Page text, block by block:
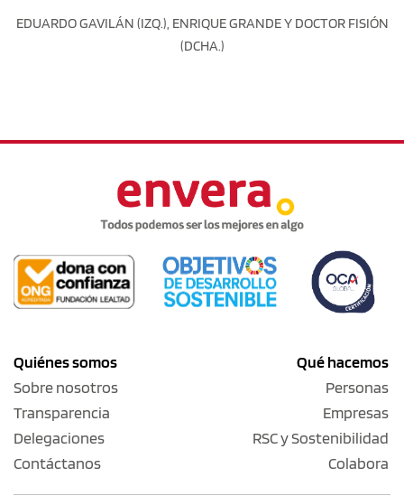
EDUARDO GAVILÁN (IZQ.), ENRIQUE GRANDE Y DOCTOR FISIÓN
(DCHA.)
Quiénes somos
Sobre nosotros
Transparencia
Delegaciones
Contáctanos
Qué hacemos
Personas
Empresas
RSC y Sostenibilidad
Colabora